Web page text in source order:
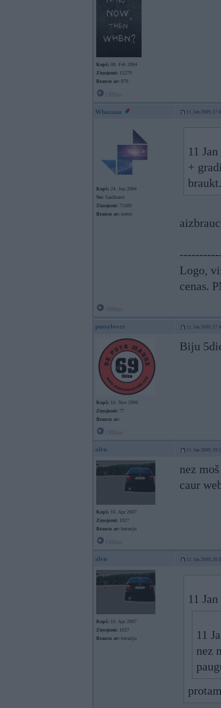
Kopš: 08. Feb 2004
Ziņojumi: 15279
Braucu ar: 979
Whazaaa 11. Jan 2009,
Kopš: 24. Jun 2004
No: Saulkrasti
Ziņojumi: 71589
Braucu ar: metro
11
+
braukt.
Logo,
cenas.
pussylover 11. Jan 2009,
Kopš: 16. Nov 2006
Ziņojumi: 77
Braucu ar:
Biju
alen 11. Jan 2009,
Kopš: 16. Apr 2007
Ziņojumi: 1027
Braucu ar: bavariju
nez
caur
alen 11. Jan 2009,
Kopš: 16. Apr 2007
Ziņojumi: 1027
Braucu ar: bavariju
11
11
nez